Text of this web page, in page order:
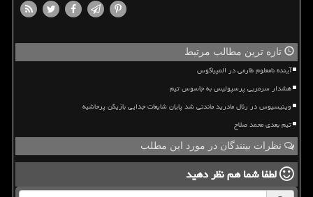
تازه ترین مطالب مرتبط
آینده نامعلوم طارمی در المپیاکوس
هشدار سرمربی پرسپولیس به جاسوس تیم
وینیسیوس در رئال مادرید ماندنی شد پایان شایعات جدایی بازیکن پرحاشیه
تیم بعدی محمد صلاح
نظرات بینندگان در مورد این مطلب
لطفا شما همنظر دهید